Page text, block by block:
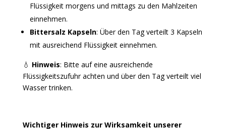
Flüssigkeit morgens und mittags zu den Mahlzeiten
einnehmen.
Bittersalz Kapseln: Über den Tag verteilt 3 Kapseln
mit ausreichend Flüssigkeit einnehmen.
💧 Hinweis: Bitte auf eine ausreichende
Flüssigkeitszufuhr achten und über den Tag verteilt viel
Wasser trinken.
Wichtiger Hinweis zur Wirksamkeit unserer